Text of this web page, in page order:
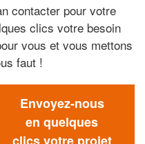
contacter pour votre
clics votre besoin
vous et vous mettons
faut !
Envoyez-nous
en quelques
clics votre projet